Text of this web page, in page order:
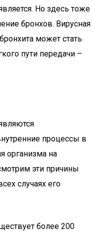
Но здесь тоже
бронхов. Вирусная
может стать
пути передачи –
процессы в
организма на
эти причины
случаях его
более 200